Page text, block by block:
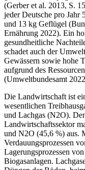
(Gerber et al. 2013, S.
jeder Deutsche pro Jahr
und 13 kg Geflügel
Ernährung 2022). Ein
gesundheitliche
schadet auch der
Gewässern sowie hohe
aufgrund des
(Umweltbundesamt
Die Landwirtschaft ist
wesentlichen
und Lachgas (N2O).
Landwirtschaftssektor
und N2O (45,6 %) aus.
Verdauungsprozessen
Lagerungsprozessen
Biogasanlagen.